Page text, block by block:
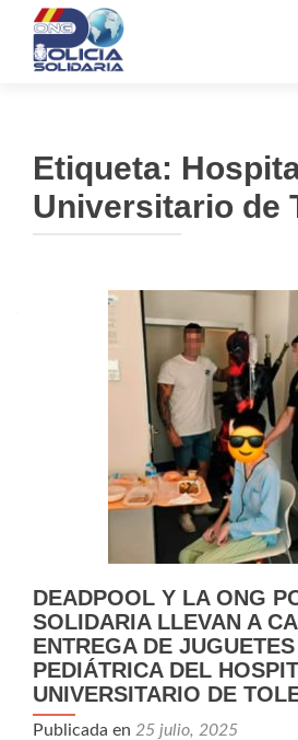
Etiqueta:
Universitario de
DEADPOOL Y LA ONG
SOLIDARIA LLEVAN A
ENTREGA DE
PEDIÁTRICA DEL
UNIVERSITARIO DE
Publicada en 25 julio, 2025